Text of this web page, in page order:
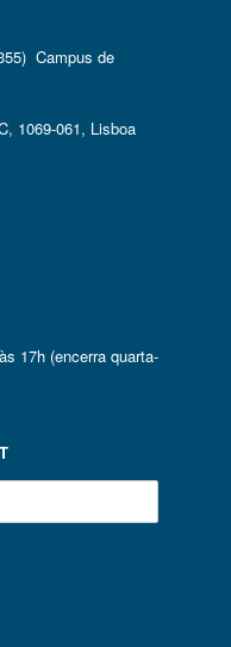
Campus de
1069-061, Lisboa
17h (encerra quarta-